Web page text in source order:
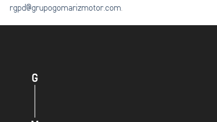
rgpd@grupogomarizmotor.com